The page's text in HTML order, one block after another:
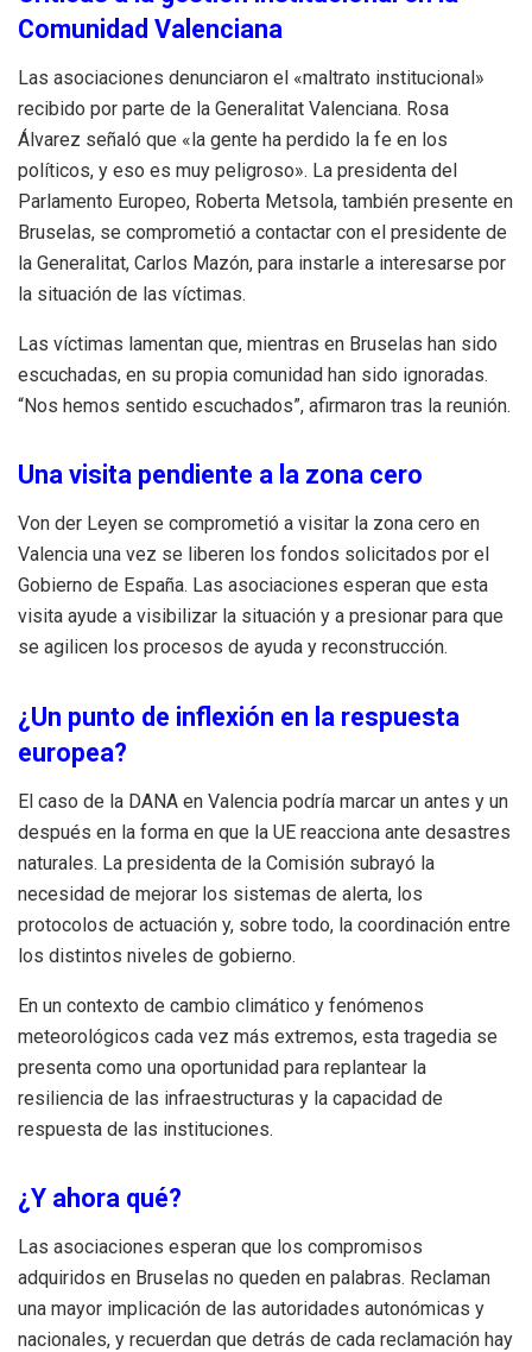
Comunidad Valenciana
Las asociaciones denunciaron el «maltrato institucional»
recibido por parte de la Generalitat Valenciana. Rosa
Álvarez señaló que «la gente ha perdido la fe en los
políticos, y eso es muy peligroso». La presidenta del
Parlamento Europeo, Roberta Metsola, también presente en
Bruselas, se comprometió a contactar con el presidente de
la Generalitat, Carlos Mazón, para instarle a interesarse por
la situación de las víctimas.
Las víctimas lamentan que, mientras en Bruselas han sido
escuchadas, en su propia comunidad han sido ignoradas.
“Nos hemos sentido escuchados”, afirmaron tras la reunión.
Una visita pendiente a la zona cero
Von der Leyen se comprometió a visitar la zona cero en
Valencia una vez se liberen los fondos solicitados por el
Gobierno de España. Las asociaciones esperan que esta
visita ayude a visibilizar la situación y a presionar para que
se agilicen los procesos de ayuda y reconstrucción.
¿Un punto de inflexión en la respuesta
europea?
El caso de la DANA en Valencia podría marcar un antes y un
después en la forma en que la UE reacciona ante desastres
naturales. La presidenta de la Comisión subrayó la
necesidad de mejorar los sistemas de alerta, los
protocolos de actuación y, sobre todo, la coordinación entre
los distintos niveles de gobierno.
En un contexto de cambio climático y fenómenos
meteorológicos cada vez más extremos, esta tragedia se
presenta como una oportunidad para replantear la
resiliencia de las infraestructuras y la capacidad de
respuesta de las instituciones.
¿Y ahora qué?
Las asociaciones esperan que los compromisos
adquiridos en Bruselas no queden en palabras. Reclaman
una mayor implicación de las autoridades autonómicas y
nacionales, y recuerdan que detrás de cada reclamación hay